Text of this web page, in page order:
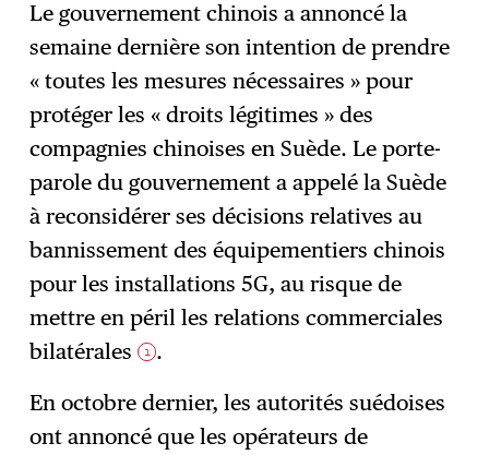
→ S'abonner
Le gouvernement chinois a annoncé la
semaine dernière son intention de prendre
« toutes les mesures nécessaires » pour
protéger les « droits légitimes » des
compagnies chinoises en Suède. Le porte-
parole du gouvernement a appelé la Suède
à reconsidérer ses décisions relatives au
bannissement des équipementiers chinois
pour les installations 5G, au risque de
mettre en péril les relations commerciales
bilatérales 1 .
En octobre dernier, les autorités suédoises
ont annoncé que les opérateurs de